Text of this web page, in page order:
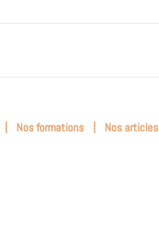
| Nos formations | Nos articles